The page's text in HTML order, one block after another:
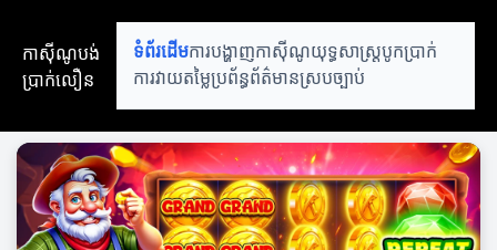
កាស៊ីណូបង់
ប្រាក់លឿន
ទំព័រដើមការបង្ហាញកាស៊ីណូយុទ្ធសាស្ត្របូកប្រាក់
ការវាយតម្លៃប្រព័ន្ធព័ត៌មានស្របច្បាប់